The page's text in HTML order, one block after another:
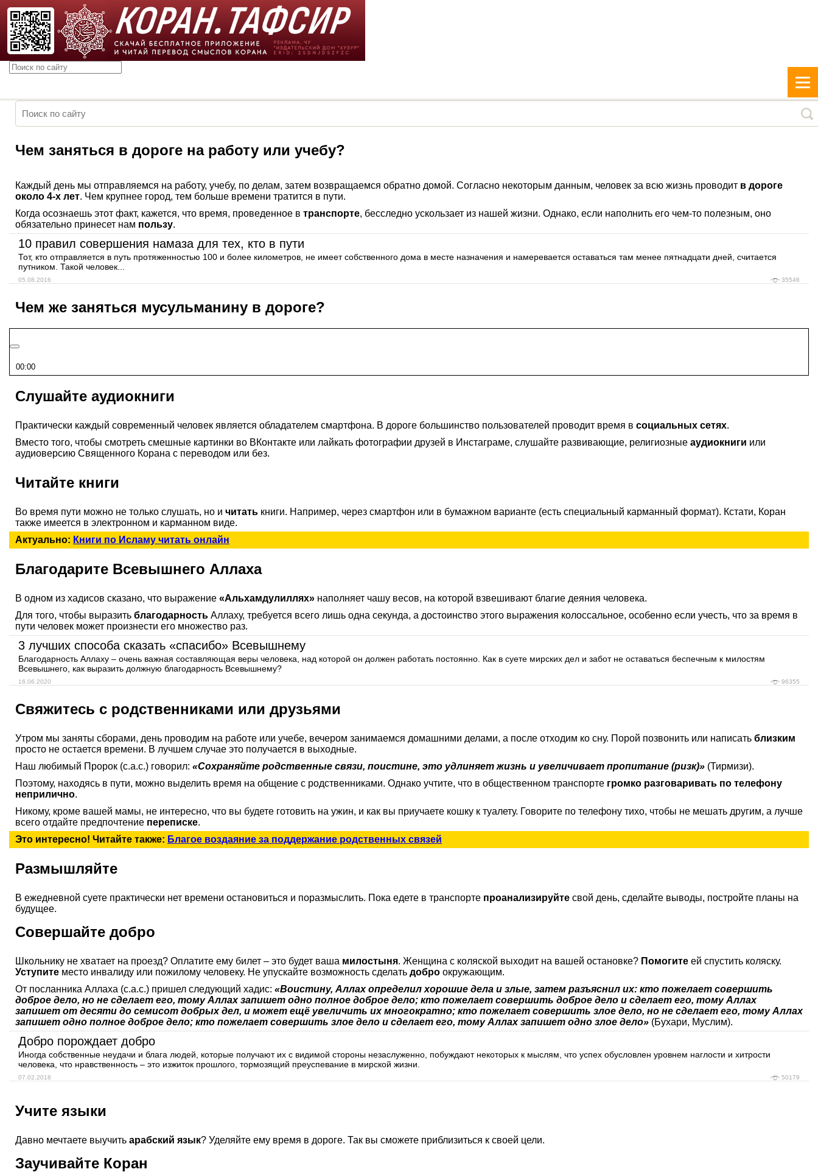
Чем заняться в дороге на работу или учебу?
Каждый день мы отправляемся на работу, учебу, по делам, затем возвращаемся обратно домой. Согласно некоторым данным, человек за всю жизнь проводит в дороге
около 4-х лет. Чем крупнее город, тем больше времени тратится в пути.
Когда осознаешь этот факт, кажется, что время, проведенное в транспорте, бесследно ускользает из нашей жизни. Однако, если наполнить его чем-то полезным, оно
обязательно принесет нам пользу.
10 правил совершения намаза для тех, кто в пути
Тот, кто отправляется в путь протяженностью 100 и более километров, не имеет собственного дома в месте назначения и намеревается оставаться там менее пятнадцати дней, считается
путником. Такой человек...
05.08.2016 35546
Чем же заняться мусульманину в дороге?
00:00
Слушайте аудиокниги
Практически каждый современный человек является обладателем смартфона. В дороге большинство пользователей проводит время в социальных сетях.
Вместо того, чтобы смотреть смешные картинки во ВКонтакте или лайкать фотографии друзей в Инстаграме, слушайте развивающие, религиозные аудиокниги или
аудиоверсию Священного Корана с переводом или без.
Читайте книги
Во время пути можно не только слушать, но и читать книги. Например, через смартфон или в бумажном варианте (есть специальный карманный формат). Кстати, Коран
также имеется в электронном и карманном виде.
Актуально: Книги по Исламу читать онлайн
Благодарите Всевышнего Аллаха
В одном из хадисов сказано, что выражение «Альхамдулиллях» наполняет чашу весов, на которой взвешивают благие деяния человека.
Для того, чтобы выразить благодарность Аллаху, требуется всего лишь одна секунда, а достоинство этого выражения колоссальное, особенно если учесть, что за время в
пути человек может произнести его множество раз.
3 лучших способа сказать «спасибо» Всевышнему
Благодарность Аллаху – очень важная составляющая веры человека, над которой он должен работать постоянно. Как в суете мирских дел и забот не оставаться беспечным к милостям
Всевышнего, как выразить должную благодарность Всевышнему?
16.06.2020 96355
Свяжитесь с родственниками или друзьями
Утром мы заняты сборами, день проводим на работе или учебе, вечером занимаемся домашними делами, а после отходим ко сну. Порой позвонить или написать близким
просто не остается времени. В лучшем случае это получается в выходные.
Наш любимый Пророк (с.а.с.) говорил: «Сохраняйте родственные связи, поистине, это удлиняет жизнь и увеличивает пропитание (ризк)» (Тирмизи).
Поэтому, находясь в пути, можно выделить время на общение с родственниками. Однако учтите, что в общественном транспорте громко разговаривать по телефону
неприлично.
Никому, кроме вашей мамы, не интересно, что вы будете готовить на ужин, и как вы приучаете кошку к туалету. Говорите по телефону тихо, чтобы не мешать другим, а лучше
всего отдайте предпочтение переписке.
Это интересно! Читайте также: Благое воздаяние за поддержание родственных связей
Размышляйте
В ежедневной суете практически нет времени остановиться и поразмыслить. Пока едете в транспорте проанализируйте свой день, сделайте выводы, постройте планы на
будущее.
Совершайте добро
Школьнику не хватает на проезд? Оплатите ему билет – это будет ваша милостыня. Женщина с коляской выходит на вашей остановке? Помогите ей спустить коляску.
Уступите место инвалиду или пожилому человеку. Не упускайте возможность сделать добро окружающим.
От посланника Аллаха (с.а.с.) пришел следующий хадис: «Воистину, Аллах определил хорошие дела и злые, затем разъяснил их: кто пожелает совершить
доброе дело, но не сделает его, тому Аллах запишет одно полное доброе дело; кто пожелает совершить доброе дело и сделает его, тому Аллах
запишет от десяти до семисот добрых дел, и может ещё увеличить их многократно; кто пожелает совершить злое дело, но не сделает его, тому Аллах
запишет одно полное доброе дело; кто пожелает совершить злое дело и сделает его, тому Аллах запишет одно злое дело» (Бухари, Муслим).
Добро порождает добро
Иногда собственные неудачи и блага людей, которые получают их с видимой стороны незаслуженно, побуждают некоторых к мыслям, что успех обусловлен уровнем наглости и хитрости
человека, что нравственность – это изжиток прошлого, тормозящий преуспевание в мирской жизни.
07.02.2018 50179
Учите языки
Давно мечтаете выучить арабский язык? Уделяйте ему время в дороге. Так вы сможете приблизиться к своей цели.
Заучивайте Коран